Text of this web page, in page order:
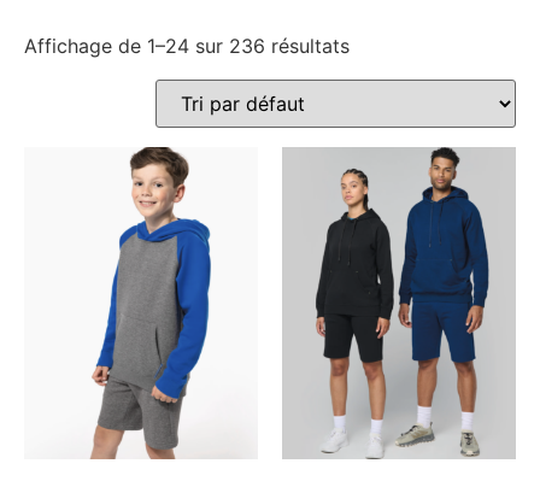
Affichage de 1–24 sur 236 résultats